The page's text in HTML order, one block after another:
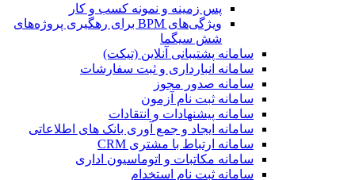
پس زمینه و نمونه کسب و کار
ویژگی‌های BPM برای رهگیری پروژه‌های
شش سیگما
سامانه پشتیبانی آنلاین (تیکت)
سامانه انبارداری و ثبت سفارشات
سامانه صدور مجوز
سامانه ثبت نام آزمون
سامانه پیشنهادات و انتقادات
سامانه ایجاد و جمع آوری بانک‌ های اطلاعاتی
سامانه ارتباط با مشتری CRM
سامانه مکاتبات و اتوماسیون اداری
سامانه ثبت نام استخدام